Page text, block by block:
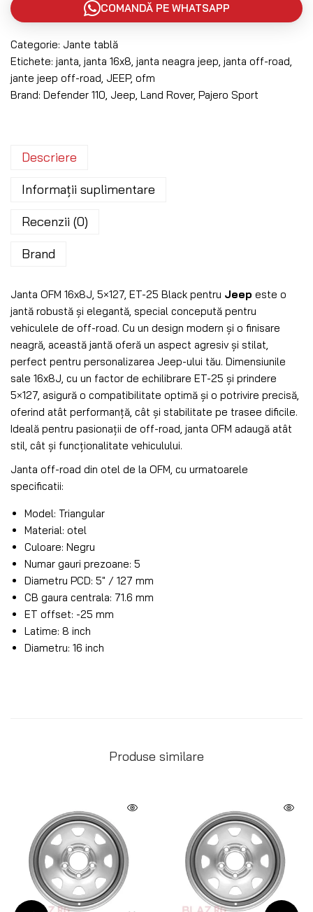
COMANDĂ PE WHATSAPP
Categorie: Jante tablă
Etichete: janta janta 16x8 janta neagra jeep janta off-road
jante jeep off-road JEEP, ofm
Brand: Defender 110 Jeep Land Rover, Pajero Sport
Descriere
Informații suplimentare
Recenzii (0)
Brand
Janta OFM 16x8J, 5×127, ET-25 Black pentru Jeep este o
jantă robustă și elegantă, special concepută pentru
vehiculele de off-road. Cu un design modern și o finisare
neagră, această jantă oferă un aspect agresiv și stilat,
perfect pentru personalizarea Jeep-ului tău. Dimensiunile
sale 16x8J, cu un factor de echilibrare ET-25 și prindere
5×127, asigură o compatibilitate optimă și o potrivire precisă,
oferind atât performanță, cât și stabilitate pe trasee dificile.
Ideală pentru pasionații de off-road, janta OFM adaugă atât
stil, cât și funcționalitate vehiculului.
Janta off-road din otel de la OFM, cu urmatoarele
specificatii:
Model: Triangular
Material: otel
Culoare: Negru
Numar gauri prezoane: 5
Diametru PCD: 5″ / 127 mm
CB gaura centrala: 71.6 mm
ET offset: -25 mm
Latime: 8 inch
Diametru: 16 inch
Produse similare